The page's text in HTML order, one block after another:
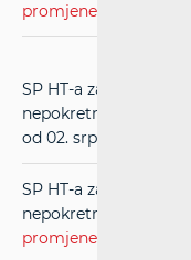
promjene
SP HT-a za usluge
nepokretnih
od 02. srpnja 2013.)
SP HT-a za usluge
nepokretnih
promjene